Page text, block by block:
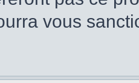
vous